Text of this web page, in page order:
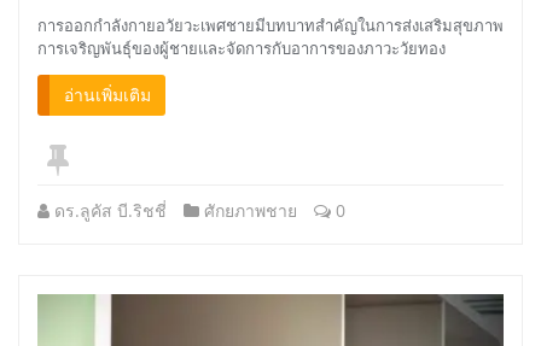
การออกกำลังกายอวัยวะเพศชายมีบทบาทสำคัญในการส่งเสริมสุขภาพ
การเจริญพันธุ์ของผู้ชายและจัดการกับอาการของภาวะวัยทอง
อ่านเพิ่มเติม
ดร.ลูคัส บี.ริชชี่ ศักยภาพชาย 0